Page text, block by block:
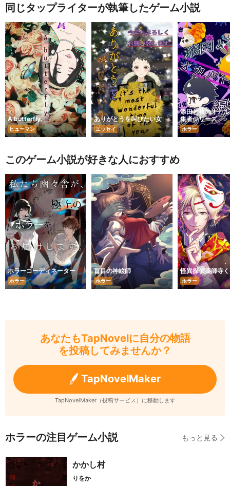
同じタップライターが執筆したゲーム小説
A butterfly.
ヒューマン
ありがとうを叫びたい女
エッセイ
添田と袂のオカ
集者シリーズ
ホラー
このゲーム小説が好きな人におすすめ
ホラーコーディネーター
ホラー
盲目の神絵師
ホラー
怪異探偵薬師寺
ホラー
あなたもTapNovelに自分の物語
を投稿してみませんか？
TapNovelMaker
TapNovelMaker（投稿サービス）に移動します
ホラーの注目ゲーム小説 もっと見る
かかし村
りをか